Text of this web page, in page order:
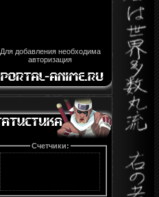
Для добавления необходима
авторизация
Счетчики: